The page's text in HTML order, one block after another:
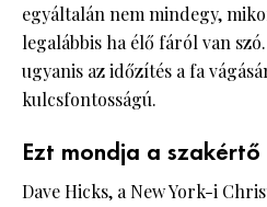
egyáltalán nem mindegy,
legalábbis ha élő fáról van
ugyanis az időzítés a fa
kulcsfontosságú.
Ezt mondja a szakértő
Dave Hicks, a New York-i